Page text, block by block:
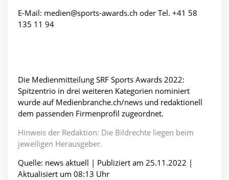
E-Mail: medien@sports-awards.ch oder Tel. +41 58
135 11 94
Die Medienmitteilung SRF Sports Awards 2022:
Spitzentrio in drei weiteren Kategorien nominiert
wurde auf Medienbranche.ch/news und redaktionell
dem passenden Firmenprofil zugeordnet.
Hinweis der Redaktion: Die Bildrechte liegen beim
jeweiligen Herausgeber.
Quelle: news aktuell | Publiziert am 25.11.2022 |
Aktualisiert um 08:13 Uhr